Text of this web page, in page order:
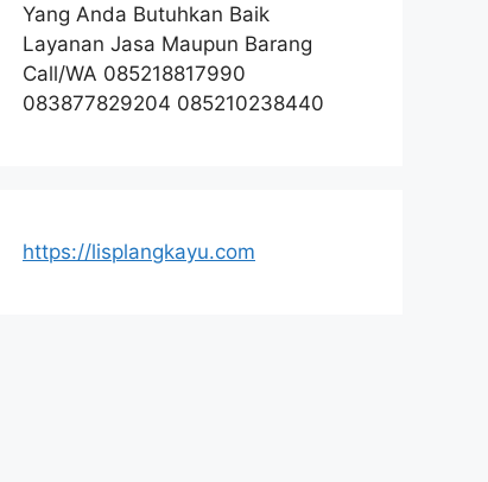
Yang Anda Butuhkan Baik
Layanan Jasa Maupun Barang
Call/WA 085218817990
083877829204 085210238440
https://lisplangkayu.com